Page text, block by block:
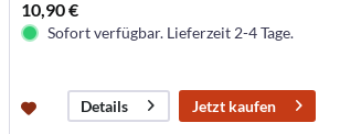
10,90 €
Sofort verfügbar. Lieferzeit 2-4 Tage.
Details Jetzt kaufen